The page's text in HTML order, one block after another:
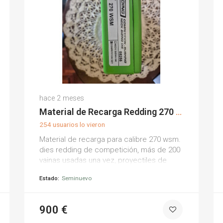
hace 2 meses
Material de Recarga Redding 270 WSM
254 usuarios lo vieron
Material de recarga para calibre 270 wsm.
dies redding de competición, más de 200
vainas usadas una vez, proyectiles de
recarga de este calibre pero se trata
Estado: Seminuevo
900 €